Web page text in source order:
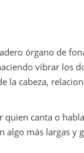
órgano de
vibrar los
la cabeza,
canta o
algo más largas